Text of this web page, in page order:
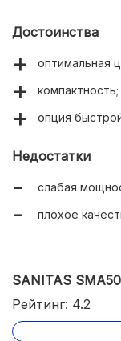
Достоинства
оптимальная
компактность;
опция
Недостатки
слабая
плохое
SANITAS SMA50
Рейтинг: 4.2